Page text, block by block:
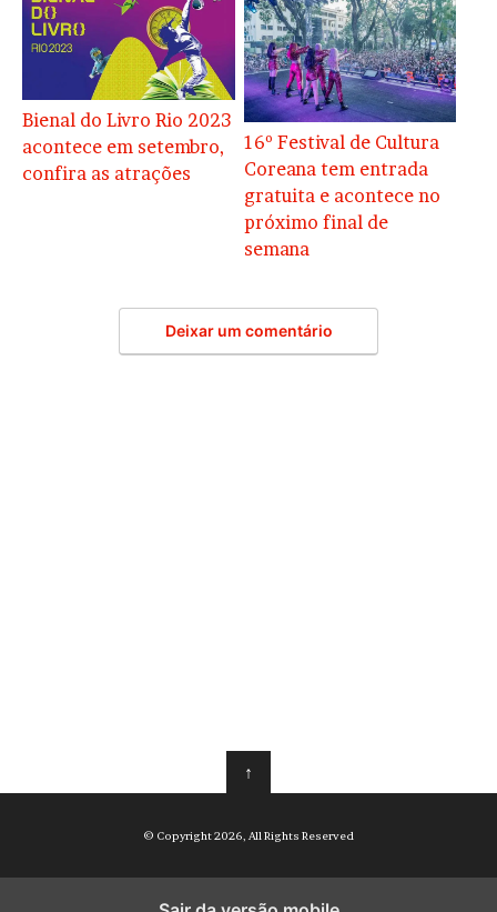
Bienal do Livro Rio 2023
acontece em setembro,
confira as atrações
16º Festival de Cultura
Coreana tem entrada
gratuita e acontece no
próximo final de
semana
Deixar um comentário
↑
© Copyright 2026, All Rights Reserved